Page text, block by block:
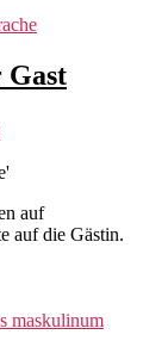
Gast
auf
auf die Gästin.
maskulinum